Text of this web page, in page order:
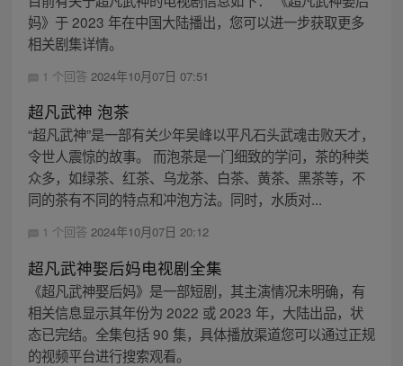
妈》于 2023 年在中国大陆播出，您可以进一步获取更多
相关剧集详情。
1 个回答 2024年10月07日 07:51
超凡武神 泡茶
“超凡武神”是一部有关少年吴峰以平凡石头武魂击败天才，
令世人震惊的故事。 而泡茶是一门细致的学问，茶的种类
众多，如绿茶、红茶、乌龙茶、白茶、黄茶、黑茶等，不
同的茶有不同的特点和冲泡方法。同时，水质对...
1 个回答 2024年10月07日 20:12
超凡武神娶后妈电视剧全集
《超凡武神娶后妈》是一部短剧，其主演情况未明确，有
相关信息显示其年份为 2022 或 2023 年，大陆出品，状
态已完结。全集包括 90 集，具体播放渠道您可以通过正规
的视频平台进行搜索观看。